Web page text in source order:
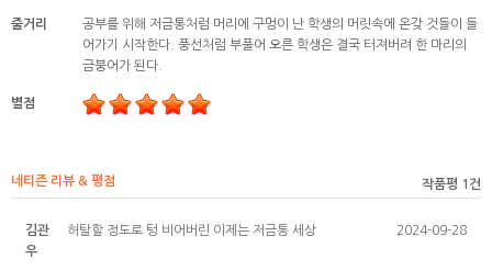
줄거리
공부를 위해 저금통처럼 머리에 구멍이 난 학생의 머릿속에 온갖 것들이 들
어가기 시작한다. 풍선처럼 부풀어 오른 학생은 결국 터져버려 한 마리의
금붕어가 된다.
별점
네티즌 리뷰 & 평점 작품평 1건
김관
우
허탈할 정도로 텅 비어버린 이제는 저금통 세상 2024-09-28